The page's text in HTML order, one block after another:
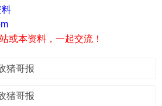
料
或本资料，一起交流！
猪哥报
猪哥报